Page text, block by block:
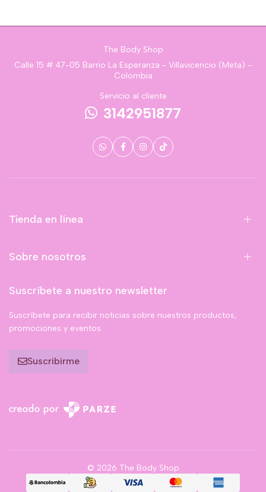
The Body Shop
Calle 15 # 47-05 Barrio La Esperanza - Villavicencio (Meta) -
Colombia
Servicio al cliente
3142951877
Tienda en línea
Sobre nosotros
Suscríbete a nuestro newsletter
Suscríbete para recibir noticias sobre nuestros productos,
promociones y eventos.
Suscribirme
© 2026 The Body Shop